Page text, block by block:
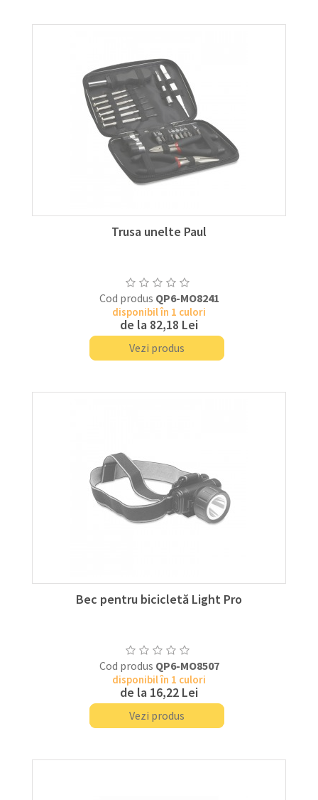
Trusa unelte Paul
Cod produs QP6-MO8241
disponibil în 1 culori
de la 82,18 Lei
Vezi produs
Bec pentru bicicletă Light Pro
Cod produs QP6-MO8507
disponibil în 1 culori
de la 16,22 Lei
Vezi produs